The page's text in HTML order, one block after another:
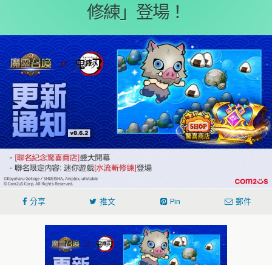
修練」登場！
分享 推文 Pin 郵件